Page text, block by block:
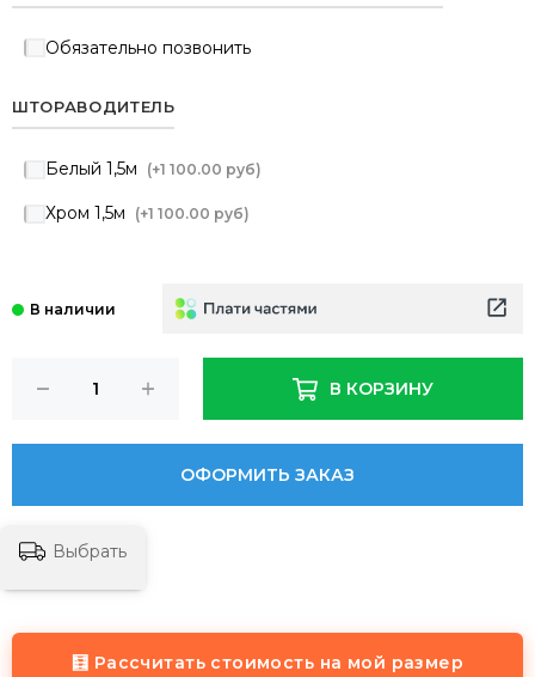
Обязательно позвонить
ШТОРАВОДИТЕЛЬ
Белый 1,5м (+1 100.00 руб)
Хром 1,5м (+1 100.00 руб)
В КОРЗИНУ
ОФОРМИТЬ ЗАКАЗ
Выбрать
🧮 Рассчитать стоимость на мой размер